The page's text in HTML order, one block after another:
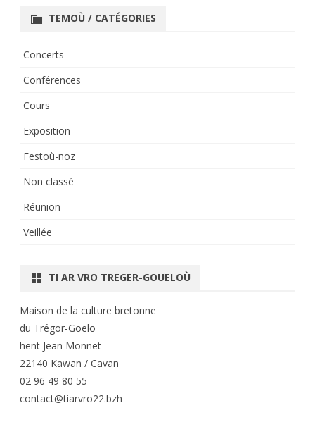
TEMOÙ / CATÉGORIES
Concerts
Conférences
Cours
Exposition
Festoù-noz
Non classé
Réunion
Veillée
TI AR VRO TREGER-GOUELOÙ
Maison de la culture bretonne
du Trégor-Goëlo
hent Jean Monnet
22140 Kawan / Cavan
02 96 49 80 55
contact@tiarvro22.bzh